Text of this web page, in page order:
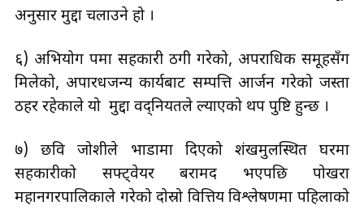
अनुसार मुद्दा चलाउने हो ।
६) अभियोग पत्रमा सहकारी ठगी गरेको, अपराधिक समूहसँग
मिलेको, अपारधजन्य कार्यबाट सम्पत्ति आर्जन गरेको जस्ता
ठहर रहेकाले यो मुद्दा वद्नियतले ल्याएको थप पुष्टि हुन्छ ।
७) छवि जोशीले भाडामा दिएको शंखमुलस्थित घरमा
सहकारीको सफ्ट्वेयर बरामद भएपछि पोखरा
महानगरपालिकाले गरेको दोस्रो वित्तिय विश्लेषणमा पहिलाको